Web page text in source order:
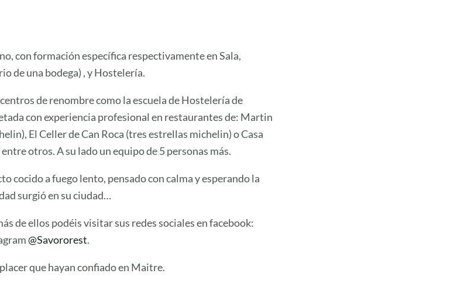
con formación específica respectivamente en Sala,
de una bodega) , y Hostelería.
de renombre como la escuela de Hostelería de
con experiencia profesional en restaurantes de: Martin
El Celler de Can Roca (tres estrellas michelin) o Casa
otros. A su lado un equipo de 5 personas más.
cocido a fuego lento, pensado con calma y esperando la
surgió en su ciudad…
de ellos podéis visitar sus redes sociales en facebook:
@Savororest.
que hayan confiado en Maitre.